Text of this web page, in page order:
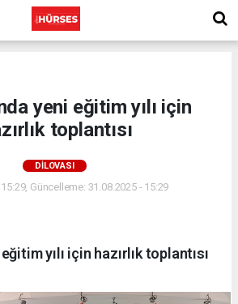
yeni eğitim yılı için
toplantısı
DILOVASI
Güncelleme: 31.08.2025 - 15:29
yılı için hazırlık toplantısı